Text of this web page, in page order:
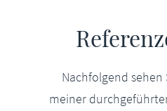
Nachfolgend sehen
meiner